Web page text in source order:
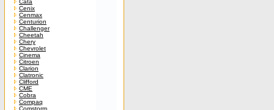
Cata
Cenix
Cenmax
Centurion
Challenger
Cheetah
Chery
Chevrolet
Cinema
Citroen
Clarion
Clatronic
Clifford
CME
Cobra
Compaq
Comstorm